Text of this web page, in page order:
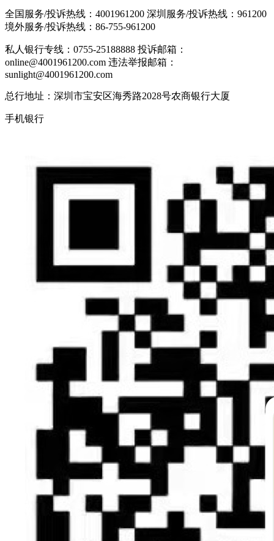
全国服务/投诉热线： 4001961200 深圳服务/投诉热线： 961200
境外服务/投诉热线： 86-755-961200
私人银行专线：0755-25188888 投诉邮箱：
online@4001961200.com 违法举报邮箱：
sunlight@4001961200.com
总行地址：深圳市宝安区海秀路2028号农商银行大厦
手机银行